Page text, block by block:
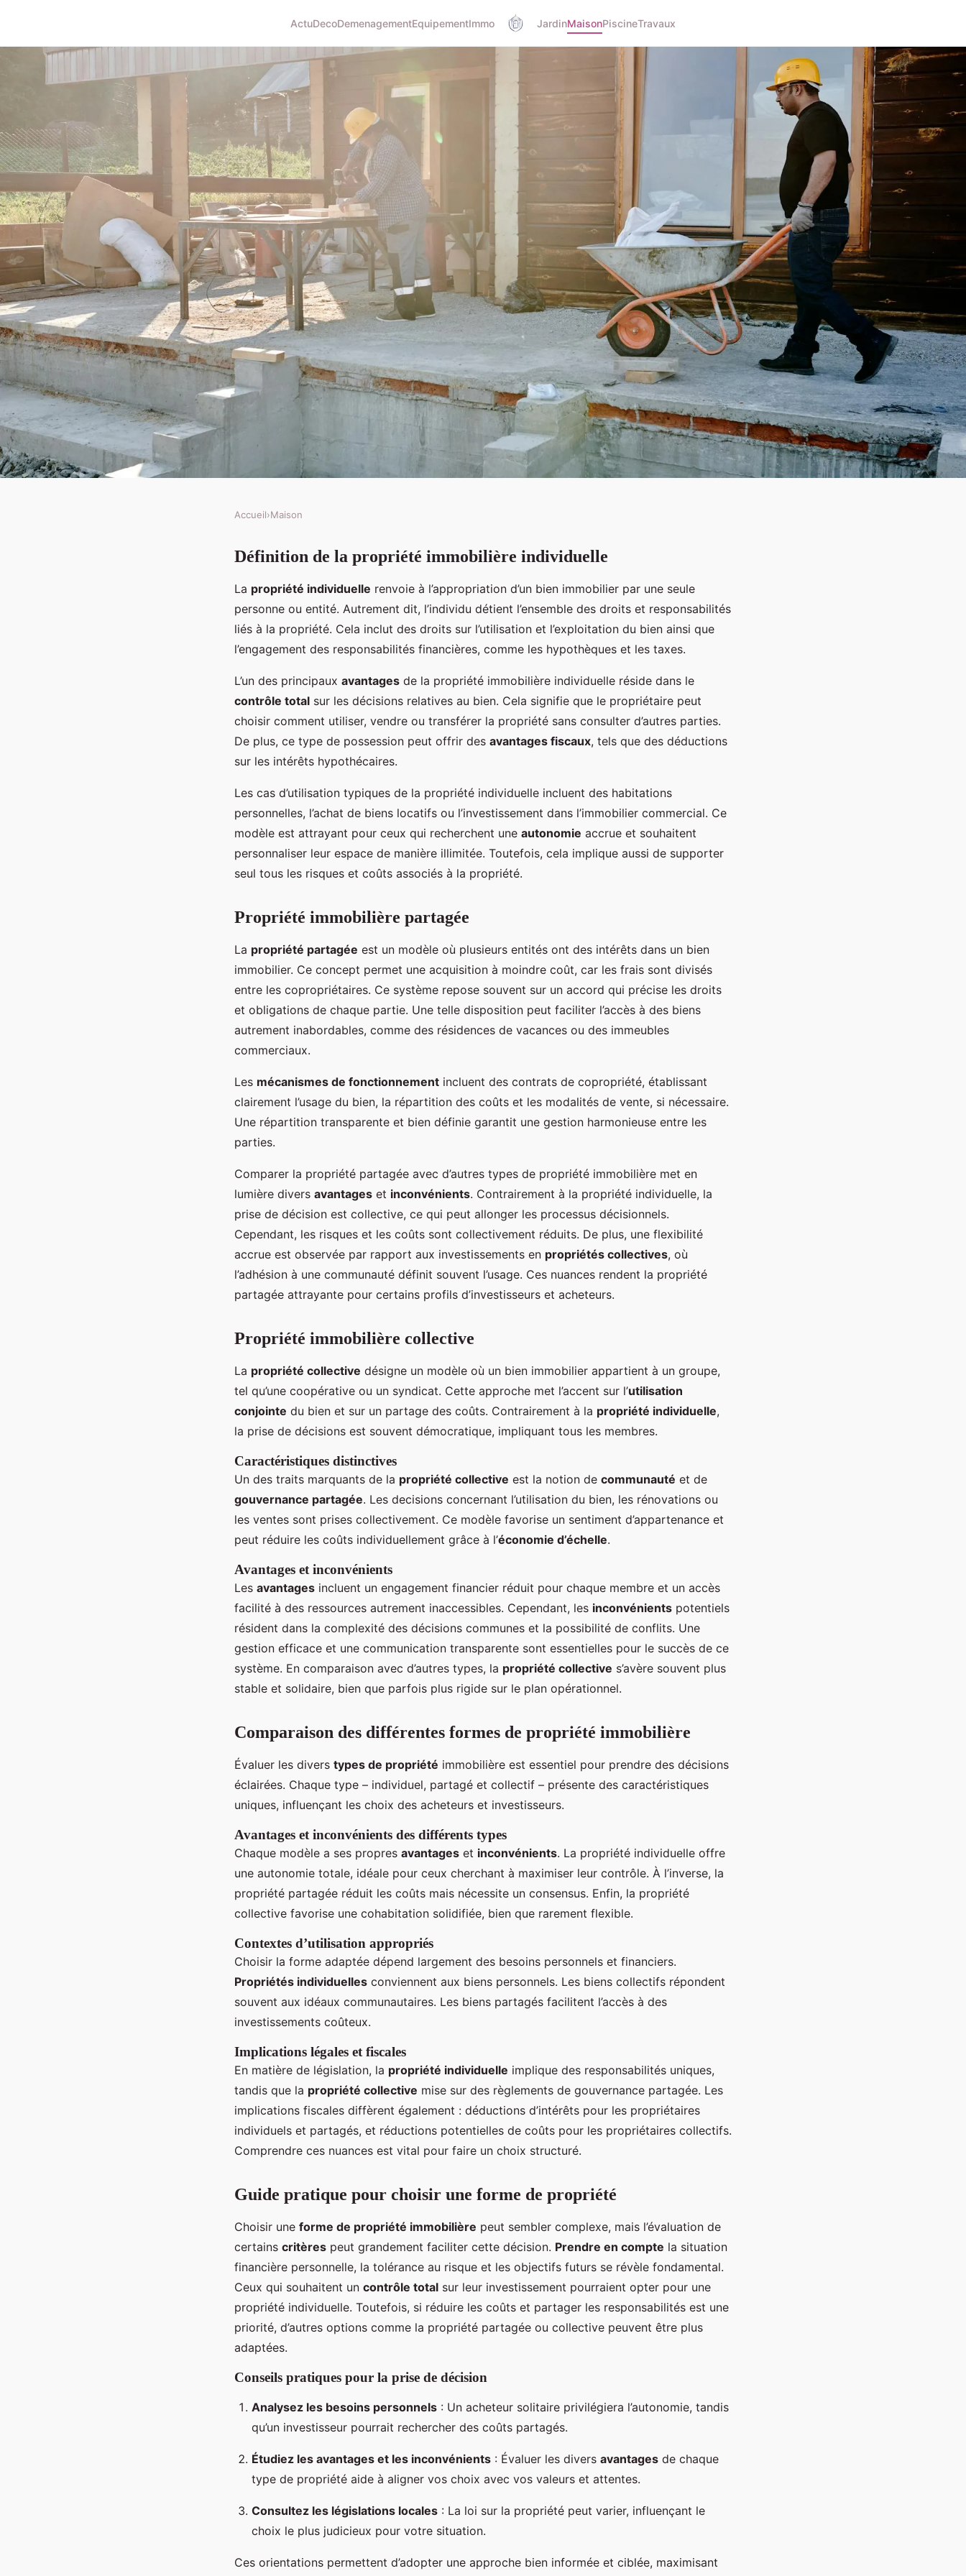
ActuDecoDemenagementEquipementImmo JardinMaisonPiscineTravaux
Les différentes formes de propriété
immobilière : individuelle, collective,
Accueil›Maison
Définition de la propriété immobilière individuelle
La propriété individuelle renvoie à l’appropriation d’un bien immobilier par une seule
personne ou entité. Autrement dit, l’individu détient l’ensemble des droits et responsabilités
liés à la propriété. Cela inclut des droits sur l’utilisation et l’exploitation du bien ainsi que
l’engagement des responsabilités financières, comme les hypothèques et les taxes.
L’un des principaux avantages de la propriété immobilière individuelle réside dans le
contrôle total sur les décisions relatives au bien. Cela signifie que le propriétaire peut
choisir comment utiliser, vendre ou transférer la propriété sans consulter d’autres parties.
De plus, ce type de possession peut offrir des avantages fiscaux, tels que des déductions
sur les intérêts hypothécaires.
Les cas d’utilisation typiques de la propriété individuelle incluent des habitations
personnelles, l’achat de biens locatifs ou l’investissement dans l’immobilier commercial. Ce
modèle est attrayant pour ceux qui recherchent une autonomie accrue et souhaitent
personnaliser leur espace de manière illimitée. Toutefois, cela implique aussi de supporter
seul tous les risques et coûts associés à la propriété.
Propriété immobilière partagée
La propriété partagée est un modèle où plusieurs entités ont des intérêts dans un bien
immobilier. Ce concept permet une acquisition à moindre coût, car les frais sont divisés
entre les copropriétaires. Ce système repose souvent sur un accord qui précise les droits
et obligations de chaque partie. Une telle disposition peut faciliter l’accès à des biens
autrement inabordables, comme des résidences de vacances ou des immeubles
commerciaux.
Les mécanismes de fonctionnement incluent des contrats de copropriété, établissant
clairement l’usage du bien, la répartition des coûts et les modalités de vente, si nécessaire.
Une répartition transparente et bien définie garantit une gestion harmonieuse entre les
parties.
Comparer la propriété partagée avec d’autres types de propriété immobilière met en
lumière divers avantages et inconvénients. Contrairement à la propriété individuelle, la
prise de décision est collective, ce qui peut allonger les processus décisionnels.
Cependant, les risques et les coûts sont collectivement réduits. De plus, une flexibilité
accrue est observée par rapport aux investissements en propriétés collectives, où
l’adhésion à une communauté définit souvent l’usage. Ces nuances rendent la propriété
partagée attrayante pour certains profils d’investisseurs et acheteurs.
Propriété immobilière collective
La propriété collective désigne un modèle où un bien immobilier appartient à un groupe,
tel qu’une coopérative ou un syndicat. Cette approche met l’accent sur l’utilisation
conjointe du bien et sur un partage des coûts. Contrairement à la propriété individuelle,
la prise de décisions est souvent démocratique, impliquant tous les membres.
Caractéristiques distinctives
Un des traits marquants de la propriété collective est la notion de communauté et de
gouvernance partagée. Les decisions concernant l’utilisation du bien, les rénovations ou
les ventes sont prises collectivement. Ce modèle favorise un sentiment d’appartenance et
peut réduire les coûts individuellement grâce à l’économie d’échelle.
Avantages et inconvénients
Les avantages incluent un engagement financier réduit pour chaque membre et un accès
facilité à des ressources autrement inaccessibles. Cependant, les inconvénients potentiels
résident dans la complexité des décisions communes et la possibilité de conflits. Une
gestion efficace et une communication transparente sont essentielles pour le succès de ce
système. En comparaison avec d’autres types, la propriété collective s’avère souvent plus
stable et solidaire, bien que parfois plus rigide sur le plan opérationnel.
Comparaison des différentes formes de propriété immobilière
Évaluer les divers types de propriété immobilière est essentiel pour prendre des décisions
éclairées. Chaque type – individuel, partagé et collectif – présente des caractéristiques
uniques, influençant les choix des acheteurs et investisseurs.
Avantages et inconvénients des différents types
Chaque modèle a ses propres avantages et inconvénients. La propriété individuelle offre
une autonomie totale, idéale pour ceux cherchant à maximiser leur contrôle. À l’inverse, la
propriété partagée réduit les coûts mais nécessite un consensus. Enfin, la propriété
collective favorise une cohabitation solidifiée, bien que rarement flexible.
Contextes d’utilisation appropriés
Choisir la forme adaptée dépend largement des besoins personnels et financiers.
Propriétés individuelles conviennent aux biens personnels. Les biens collectifs répondent
souvent aux idéaux communautaires. Les biens partagés facilitent l’accès à des
investissements coûteux.
Implications légales et fiscales
En matière de législation, la propriété individuelle implique des responsabilités uniques,
tandis que la propriété collective mise sur des règlements de gouvernance partagée. Les
implications fiscales diffèrent également : déductions d’intérêts pour les propriétaires
individuels et partagés, et réductions potentielles de coûts pour les propriétaires collectifs.
Comprendre ces nuances est vital pour faire un choix structuré.
Guide pratique pour choisir une forme de propriété
Choisir une forme de propriété immobilière peut sembler complexe, mais l’évaluation de
certains critères peut grandement faciliter cette décision. Prendre en compte la situation
financière personnelle, la tolérance au risque et les objectifs futurs se révèle fondamental.
Ceux qui souhaitent un contrôle total sur leur investissement pourraient opter pour une
propriété individuelle. Toutefois, si réduire les coûts et partager les responsabilités est une
priorité, d’autres options comme la propriété partagée ou collective peuvent être plus
adaptées.
Conseils pratiques pour la prise de décision
Analysez les besoins personnels : Un acheteur solitaire privilégiera l’autonomie, tandis
qu’un investisseur pourrait rechercher des coûts partagés.
Étudiez les avantages et les inconvénients : Évaluer les divers avantages de chaque
type de propriété aide à aligner vos choix avec vos valeurs et attentes.
Consultez les législations locales : La loi sur la propriété peut varier, influençant le
choix le plus judicieux pour votre situation.
Ces orientations permettent d’adopter une approche bien informée et ciblée, maximisant